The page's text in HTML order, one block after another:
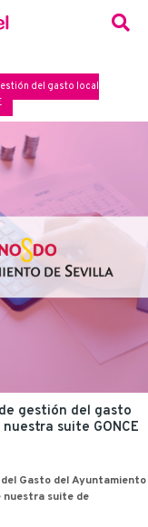
del gasto local
gestión del gasto
suite G·ONCE
Gasto del Ayuntamiento
nuestra suite de